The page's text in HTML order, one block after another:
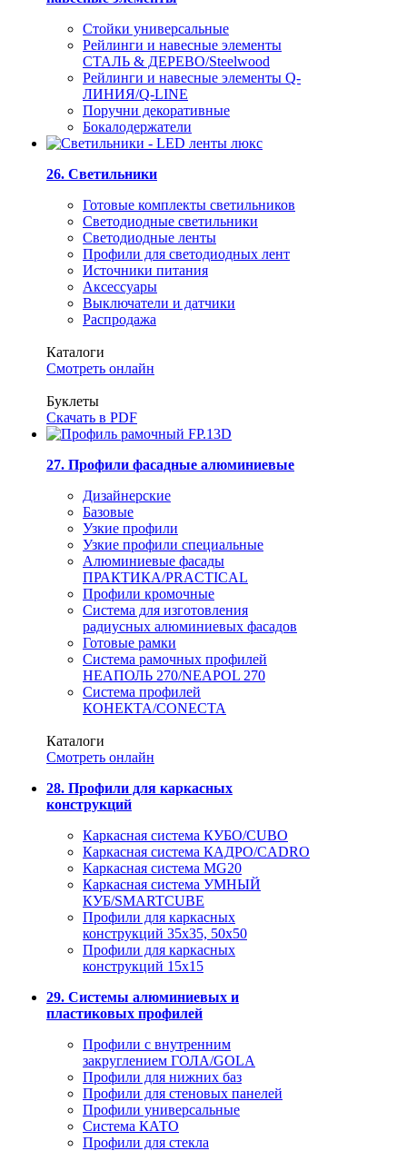
Стойки универсальные
Рейлинги и навесные элементы
СТАЛЬ & ДЕРЕВО/Steelwood
Рейлинги и навесные элементы Q-
ЛИНИЯ/Q-LINE
Поручни декоративные
Бокалодержатели
26. Светильники
Готовые комплекты светильников
Светодиодные светильники
Светодиодные ленты
Профили для светодиодных лент
Источники питания
Аксессуары
Выключатели и датчики
Распродажа
Каталоги
Смотреть онлайн
Буклеты
Скачать в PDF
27. Профили фасадные алюминиевые
Дизайнерские
Базовые
Узкие профили
Узкие профили специальные
Алюминиевые фасады
ПРАКТИКА/PRACTICAL
Профили кромочные
Система для изготовления
радиусных алюминиевых фасадов
Готовые рамки
Система рамочных профилей
НЕАПОЛЬ 270/NEAPOL 270
Система профилей
КОНЕКТА/CONECTA
Каталоги
Смотреть онлайн
28. Профили для каркасных
конструкций
Каркасная система КУБО/CUBO
Каркасная система КАДРО/CADRO
Каркасная система MG20
Каркасная система УМНЫЙ
КУБ/SMARTCUBE
Профили для каркасных
конструкций 35x35, 50x50
Профили для каркасных
конструкций 15х15
29. Системы алюминиевых и
пластиковых профилей
Профили с внутренним
закруглением ГОЛА/GOLA
Профили для нижних баз
Профили для стеновых панелей
Профили универсальные
Система КАТО
Профили для стекла